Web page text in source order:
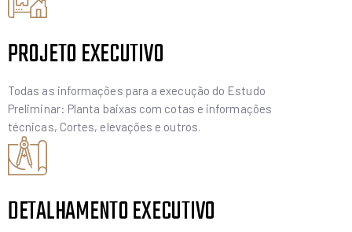
PROJETO EXECUTIVO
Todas as informações para a execução do Estudo
Preliminar: Planta baixas com cotas e informações
técnicas, Cortes, elevações e outros.
DETALHAMENTO EXECUTIVO